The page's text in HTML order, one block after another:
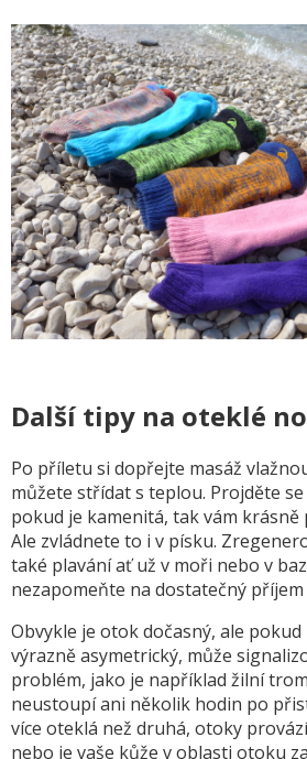
Další tipy na oteklé
Po příletu si dopřejte masáž
můžete střídat s teplou. Projděte
pokud je kamenitá, tak vám krásně
Ale zvládnete to i v písku.
také plavání ať už v moři nebo v
nezapomeňte na dostatečný
Obvykle je otok dočasný, ale
výrazně asymetrický, může
problém, jako je například žilní
neustoupí ani několik hodin po
více oteklá než druhá, otoky
nebo je vaše kůže v oblasti otoku